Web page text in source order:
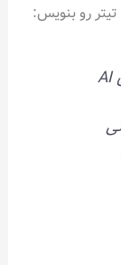
رو بنویس:
«چطور محتوای سایت خود را برای AI